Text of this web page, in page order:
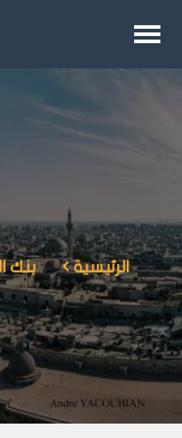
الرئيسية بنك